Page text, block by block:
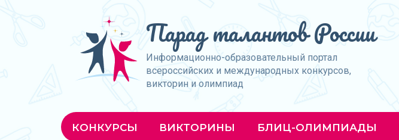
Парад талантов России
Информационно-образовательный портал
всероссийских и международных конкурсов,
викторин и олимпиад
КОНКУРСЫ ВИКТОРИНЫ БЛИЦ-ОЛИМПИАДЫ